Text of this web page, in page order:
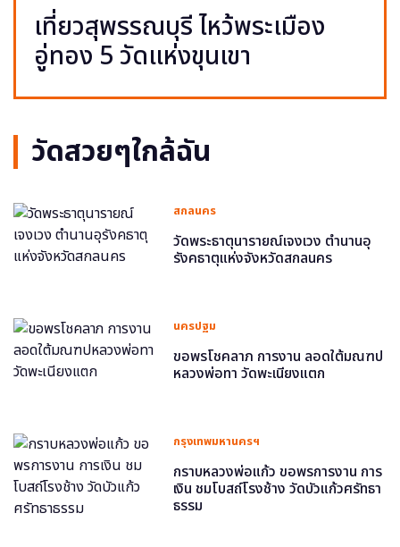
เที่ยวสุพรรณบุรี ไหว้พระเมือง
อู่ทอง 5 วัดแห่งขุนเขา
วัดสวยๆใกล้ฉัน
สกลนคร
วัดพระธาตุนารายณ์เจงเวง ตำนานอุ
รังคธาตุแห่งจังหวัดสกลนคร
นครปฐม
ขอพรโชคลาภ การงาน ลอดใต้มณฑป
หลวงพ่อทา วัดพะเนียงแตก
กรุงเทพมหานครฯ
กราบหลวงพ่อแก้ว ขอพรการงาน การ
เงิน ชมโบสถ์โรงช้าง วัดบัวแก้วศรัทธา
ธรรม